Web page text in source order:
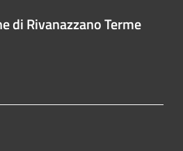
di Rivanazzano Terme